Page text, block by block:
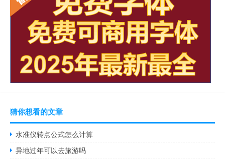
猜你想看的文章
水准仪转点公式怎么计算
异地过年可以去旅游吗